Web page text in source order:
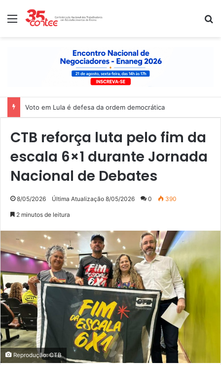
Menu
Voto em Lula é defesa da ordem democrática
CTB reforça luta pelo fim da
escala 6×1 durante Jornada
Nacional de Debates
8/05/2026 Última Atualização 8/05/2026 0 390
2 minutos de leitura
Reprodução: CTB